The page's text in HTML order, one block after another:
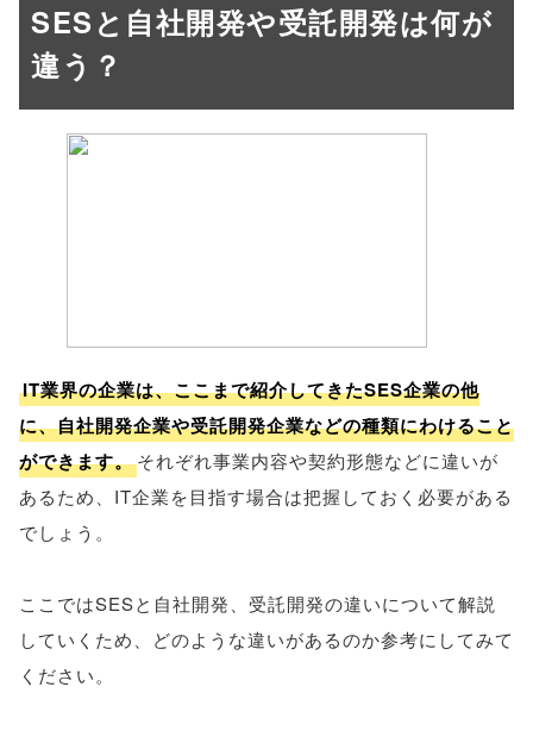
SESと自社開発や受託開発は何が
違う？
IT業界の企業は、ここまで紹介してきたSES企業の他
に、自社開発企業や受託開発企業などの種類にわけること
ができます。それぞれ事業内容や契約形態などに違いが
あるため、IT企業を目指す場合は把握しておく必要がある
でしょう。
ここではSESと自社開発、受託開発の違いについて解説
していくため、どのような違いがあるのか参考にしてみて
ください。